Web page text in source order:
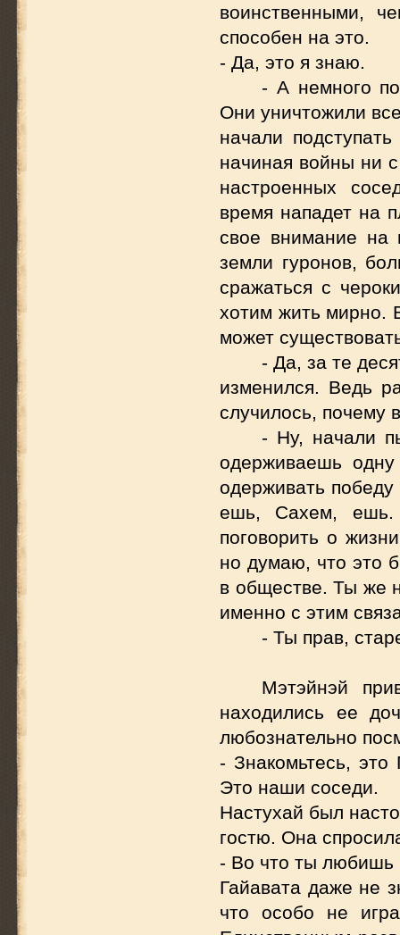
воинственными,
способен на это.
- Да, это я знаю.
- А немного
Они уничтожили
начали
начиная войны ни
настроенных
время нападет на
свое внимание на
земли гуронов,
сражаться с
хотим жить мирно.
может
- Да, за те
изменился. Ведь
случилось, почему
- Ну, начали
одерживаешь
одерживать
ешь, Сахем,
поговорить о
но думаю, что это
в обществе. Ты же
именно с этим
- Ты прав,
Мэтэйнэй
находились ее
любознательно
- Знакомьтесь,
Это наши соседи.
Настухай был
гостю. Она
- Во что ты любишь
Гайавата даже не
что особо не